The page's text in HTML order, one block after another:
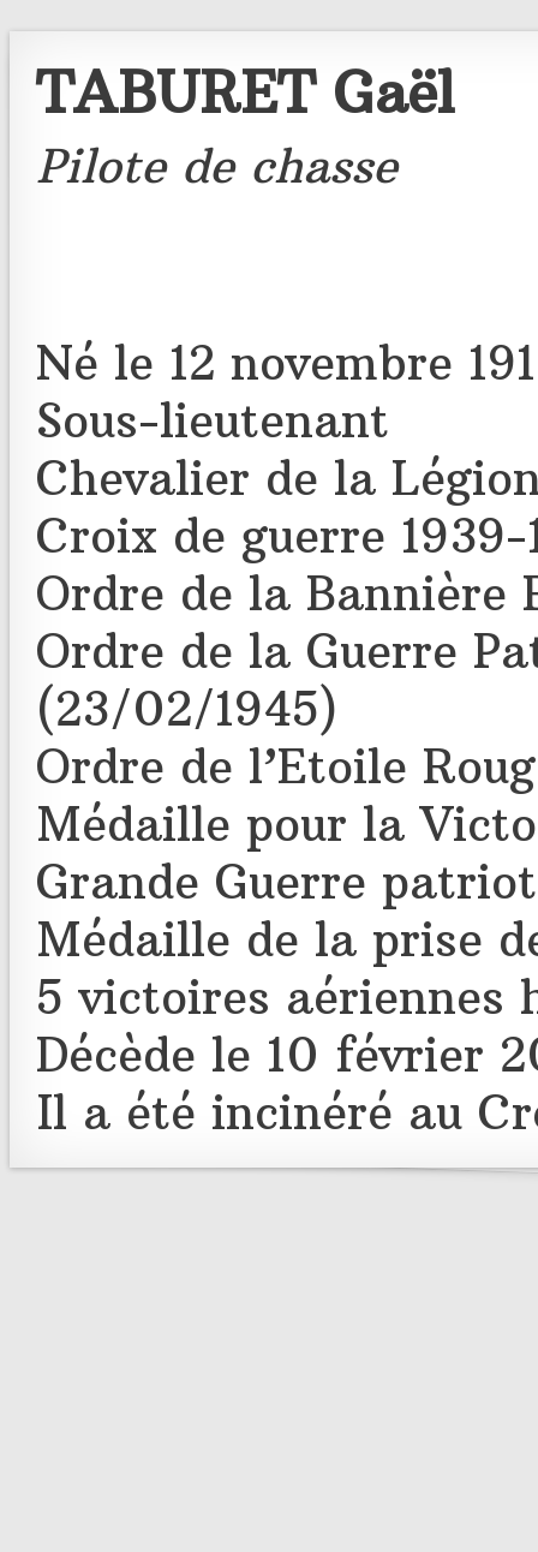
TABURET Gaël
Pilote de chasse
Né le 12 novembre
Sous-lieutenant
Chevalier de la
Croix de guerre 1939-
Ordre de la Bannière
Ordre de la Guerre
(23/02/1945)
Ordre de l’Etoile
Médaille pour la
Grande Guerre
Médaille de la prise
5 victoires aériennes
Décède le 10 février
Il a été incinéré au